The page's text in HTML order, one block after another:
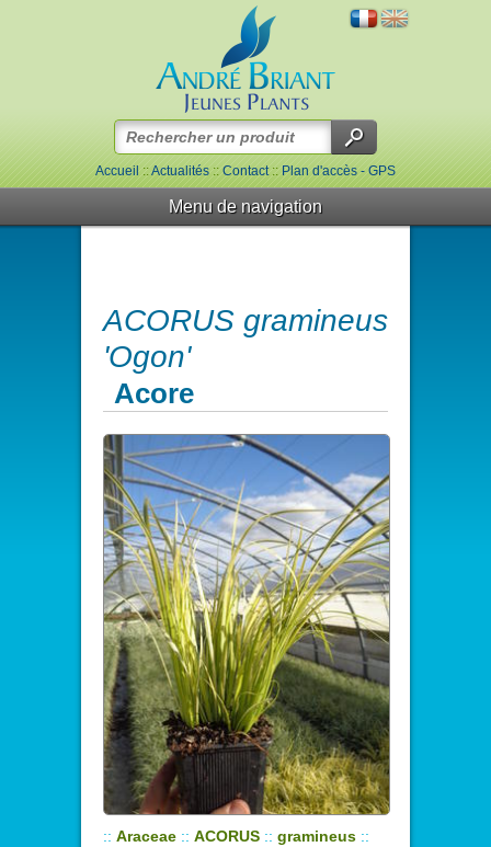
Accueil::Actualités::Contact::Plan d'accès - GPS
Menu de navigation
ACORUS gramineus
'Ogon'
Acore
:: Araceae :: ACORUS :: gramineus ::